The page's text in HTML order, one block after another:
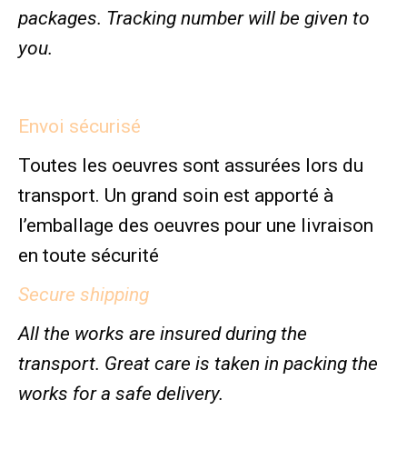
packages. Tracking number will be given to
you.
Envoi sécurisé
Toutes les oeuvres sont assurées lors du
transport. Un grand soin est apporté à
l’emballage des oeuvres pour une livraison
en toute sécurité
Secure shipping
All the works are insured during the
transport. Great care is taken in packing the
works for a safe delivery.